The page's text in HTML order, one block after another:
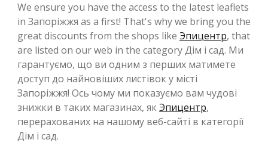
We ensure you have the access to the latest leaflets
in Запоріжжя as a first! That's why we bring you the
great discounts from the shops like Эпицентр, that
are listed on our web in the category Дім і сад. Ми
гарантуємо, що ви одним з перших матимете
доступ до найновіших листівок у місті
Запоріжжя! Ось чому ми показуємо вам чудові
знижки в таких магазинах, як Эпицентр,
перерахованих на нашому веб-сайті в категорії
Дім і сад.